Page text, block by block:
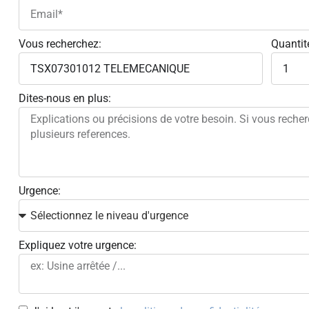
Vous recherchez:
Dites-nous en plus:
Urgence:
Expliquez votre urgence: